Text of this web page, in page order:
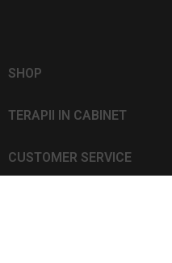
SHOP
TERAPII IN CABINET
CUSTOMER SERVICE